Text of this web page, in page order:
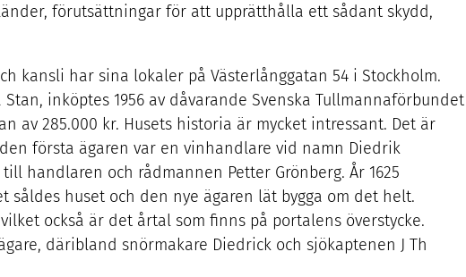
förutsättningar för att upprätthålla ett sådant skydd,
kansli har sina lokaler på Västerlånggatan 54 i Stockholm.
Stan, inköptes 1956 av dåvarande Svenska Tullmannaförbundet
av 285.000 kr. Husets historia är mycket intressant. Det är
första ägaren var en vinhandlare vid namn Diedrik
handlaren och rådmannen Petter Grönberg. År 1625
såldes huset och den nye ägaren lät bygga om det helt.
också är det årtal som finns på portalens överstycke.
däribland snörmakare Diedrick och sjökaptenen J Th